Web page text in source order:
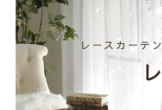
レースカーテ